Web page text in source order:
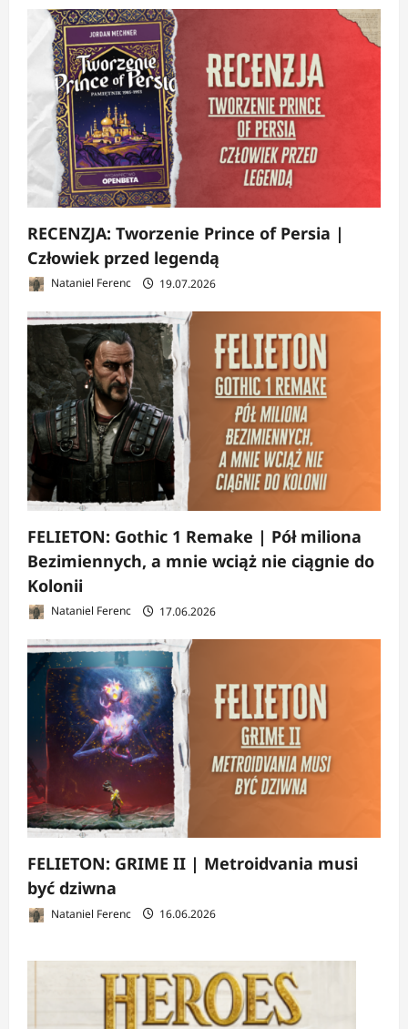
RECENZJA: Tworzenie Prince of Persia |
Człowiek przed legendą
Nataniel Ferenc 19.07.2026
FELIETON: Gothic 1 Remake | Pół miliona
Bezimiennych, a mnie wciąż nie ciągnie do
Kolonii
Nataniel Ferenc 17.06.2026
FELIETON: GRIME II | Metroidvania musi
być dziwna
Nataniel Ferenc 16.06.2026